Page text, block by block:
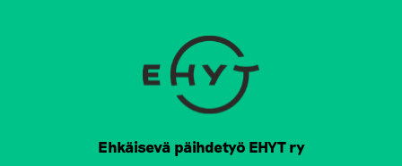
Ehkäisevä päihdetyö EHYT ry